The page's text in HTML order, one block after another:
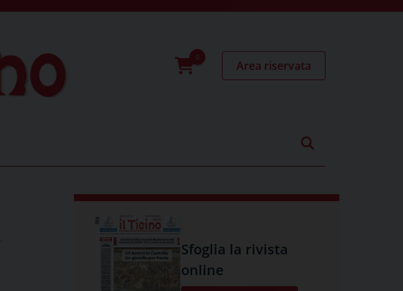
0
Area riservata
Sfoglia la rivista
online